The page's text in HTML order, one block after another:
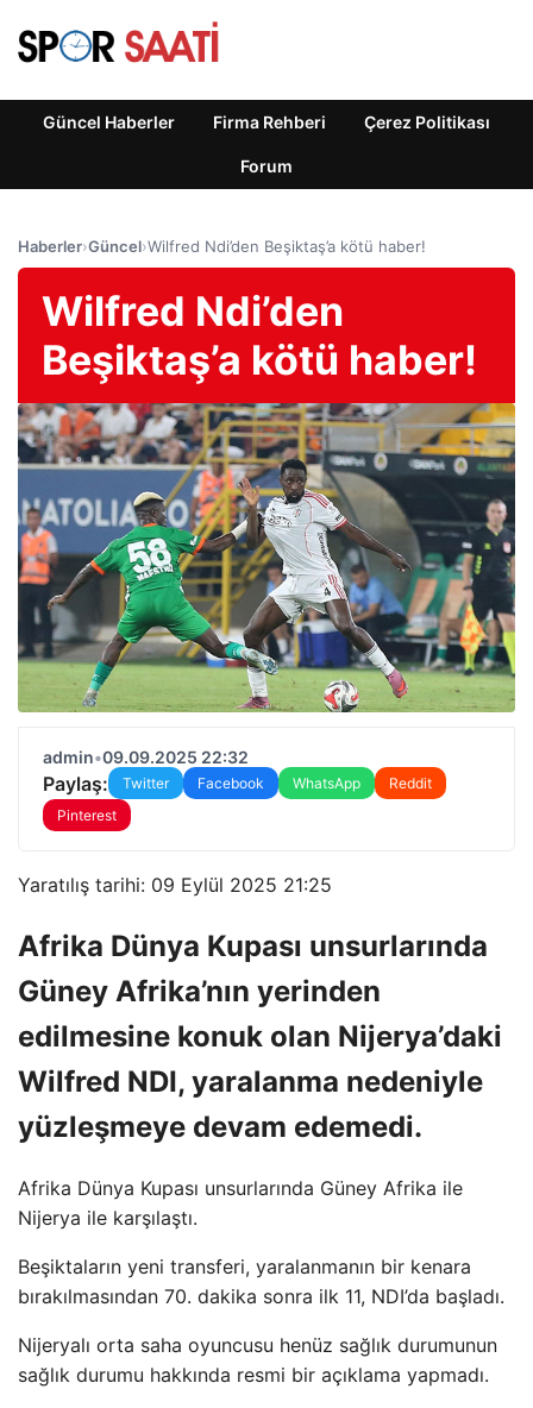
Güncel Haberler Firma Rehberi Çerez Politikası
Forum
Haberler›Güncel›Wilfred Ndi’den Beşiktaş’a kötü haber!
Wilfred Ndi’den
Beşiktaş’a kötü haber!
admin•09.09.2025 22:32
Paylaş: Twitter Facebook WhatsApp
Reddit
Pinterest
Yaratılış tarihi: 09 Eylül 2025 21:25
Afrika Dünya Kupası unsurlarında
Güney Afrika’nın yerinden
edilmesine konuk olan Nijerya’daki
Wilfred NDI, yaralanma nedeniyle
yüzleşmeye devam edemedi.
Afrika Dünya Kupası unsurlarında Güney Afrika ile
Nijerya ile karşılaştı.
Beşiktaların yeni transferi, yaralanmanın bir kenara
bırakılmasından 70. dakika sonra ilk 11, NDI’da başladı.
Nijeryalı orta saha oyuncusu henüz sağlık durumunun
sağlık durumu hakkında resmi bir açıklama yapmadı.